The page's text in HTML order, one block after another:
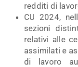
redditi di
CU 2024,
sezioni
relativi alle
assimilati e
di lavoro